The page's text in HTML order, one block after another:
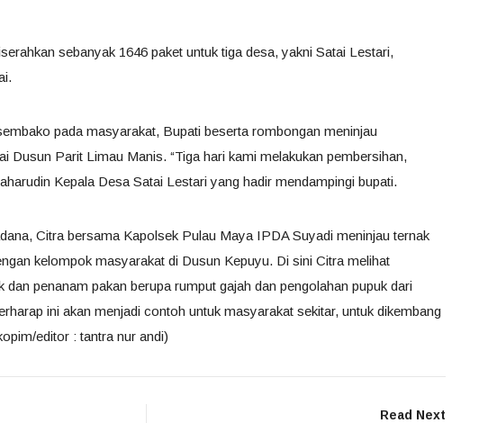
sebanyak 1646 paket untuk tiga desa, yakni Satai Lestari,
pada masyarakat, Bupati beserta rombongan meninjau
Dusun Parit Limau Manis. “Tiga hari kami melakukan pembersihan,
Kepala Desa Satai Lestari yang hadir mendampingi bupati.
Citra bersama Kapolsek Pulau Maya IPDA Suyadi meninjau ternak
kelompok masyarakat di Dusun Kepuyu. Di sini Citra melihat
dan penanam pakan berupa rumput gajah dan pengolahan pupuk dari
ini akan menjadi contoh untuk masyarakat sekitar, untuk dikembang
editor : tantra nur andi)
Read Next